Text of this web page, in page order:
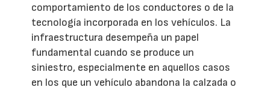
comportamiento de los conductores o de la
tecnología incorporada en los vehículos. La
infraestructura desempeña un papel
fundamental cuando se produce un
siniestro, especialmente en aquellos casos
en los que un vehículo abandona la calzada o